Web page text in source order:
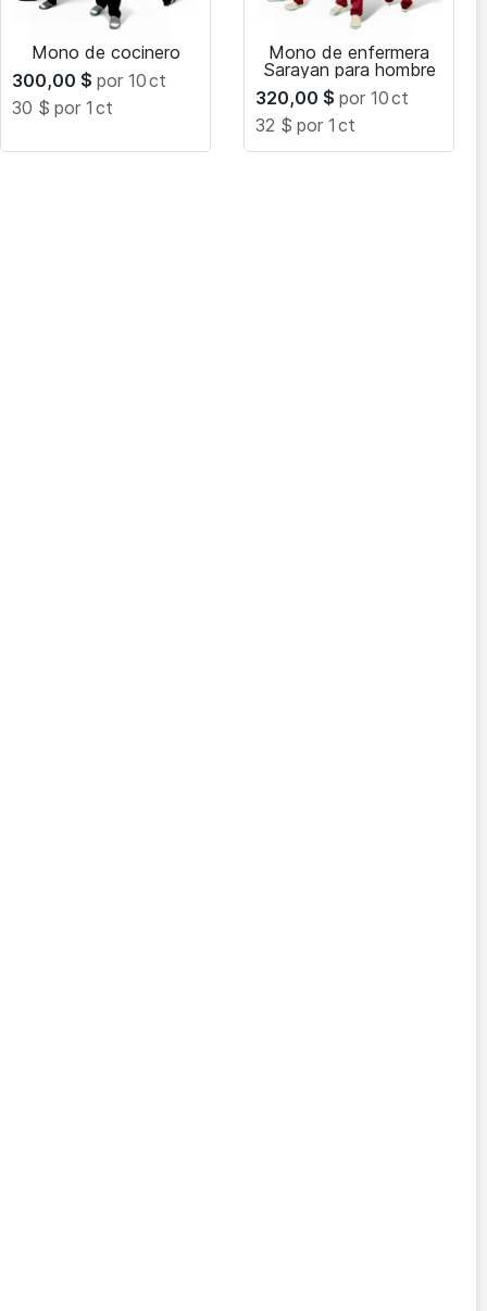
Mono de cocinero
300,00 $ por 10ct
30 $ por 1 ct
Mono de enfermera
Sarayan para hombre
320,00 $ por 10ct
32 $ por 1 ct